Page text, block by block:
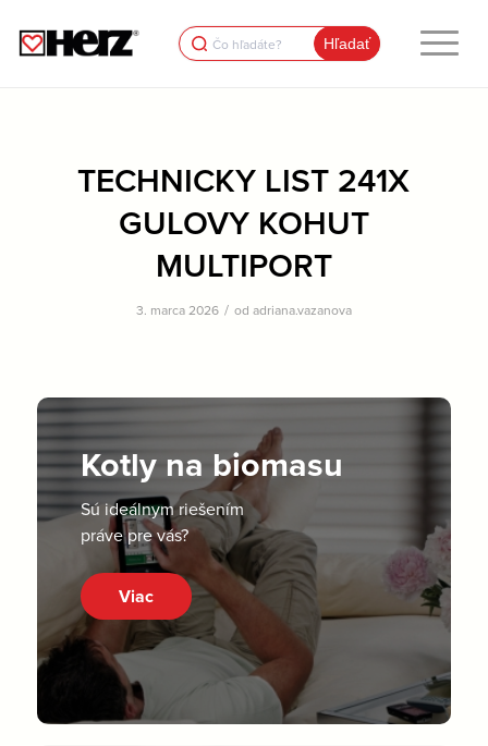
Search
for:
TECHNICKY LIST 241X
GULOVY KOHUT
MULTIPORT
3. marca 2026 / od adriana.vazanova
Kotly na biomasu
Sú ideálnym riešením
práve pre vás?
Viac